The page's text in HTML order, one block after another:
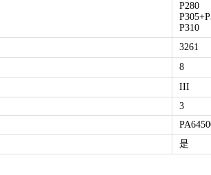
P280
P310
3261
8
III
3
是